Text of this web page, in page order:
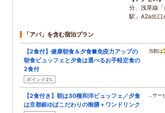
分、浅草線
駅」A2a出
「アパ」を含む宿泊プラン
【2食付】健康朝食＆夕食■免疫力アップの
朝食ビュッフェと夕食は選べるお手軽定食の
2食付
ポイント2%
当館は
【2食付き】朝は30種和洋ビュッフェ／夕食
は京都銀ゆばこだわりの御膳＋ワンドリンク
…サー